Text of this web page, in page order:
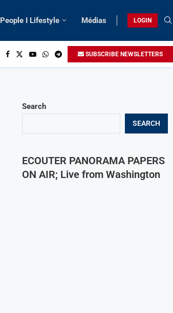
People I Lifestyle Médias LOGIN
SUBSCRIBE NEWSLETTERS
Search
SEARCH
ECOUTER PANORAMA PAPERS
ON AIR; Live from Washington